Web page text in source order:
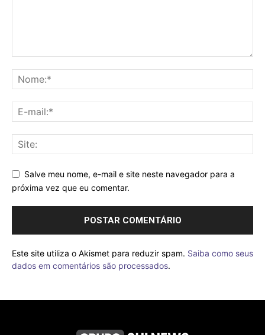
Salve meu nome, e-mail e site neste navegador para a
próxima vez que eu comentar.
Este site utiliza o Akismet para reduzir spam. Saiba como seus
dados em comentários são processados.